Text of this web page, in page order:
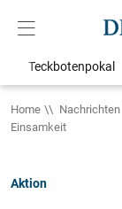
Teckbotenpokal
Home Nachrichten
Einsamkeit
Aktion